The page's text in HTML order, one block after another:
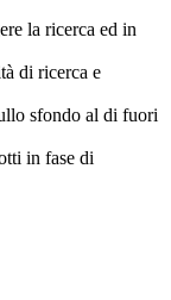
la ricerca ed in
di ricerca e
sfondo al di fuori
in fase di